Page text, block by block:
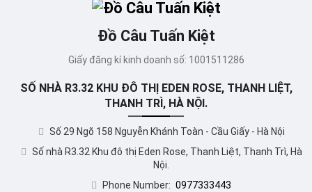
Đồ Câu Tuấn Kiệt
Giấy đăng kí kinh doanh số: 1001511286
SỐ NHÀ R3.32 KHU ĐÔ THỊ EDEN ROSE, THANH LIỆT,
THANH TRÌ, HÀ NỘI.
Số 29 Ngõ 158 Nguyễn Khánh Toàn - Cầu Giấy - Hà Nội
Số nhà R3.32 Khu đô thị Eden Rose, Thanh Liệt, Thanh Trì, Hà
Nội.
Phone Number: 0977333443